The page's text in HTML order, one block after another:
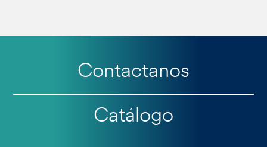
Contactanos
Catálogo